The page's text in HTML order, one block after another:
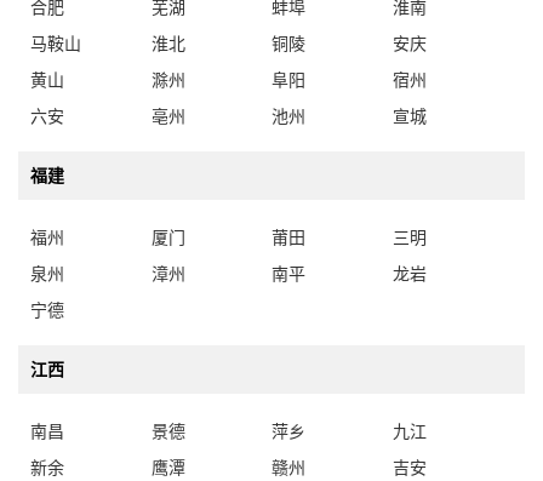
合肥 芜湖 蚌埠
淮南
马鞍山
淮北 铜陵
安庆
黄山
滁州 阜阳
宿州
六安
亳州 池州 宣城
福建
福州 厦门 莆田
三明
泉州
漳州 南平
龙岩
宁德
江西
南昌 景德 萍乡
九江
新余
鹰潭 赣州
吉安